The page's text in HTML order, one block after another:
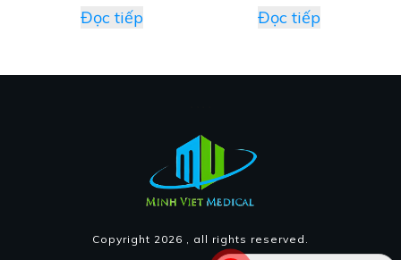
Đọc tiếp Đọc tiếp
Copyright 2026 , all rights reserved.